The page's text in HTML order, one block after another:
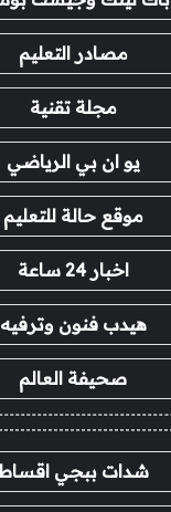
مصادر التعليم
مجلة تقنية
يو ان بي الرياضي
موقع حالة للتعليم
اخبار 24 ساعة
هيدب فنون وترفيه
صحيفة العالم
شدات ببجي